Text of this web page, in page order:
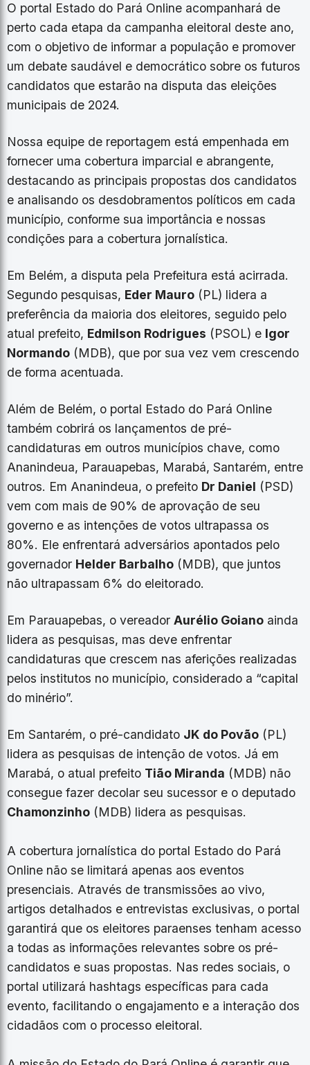
O portal Estado do Pará Online acompanhará de
perto cada etapa da campanha eleitoral deste ano,
com o objetivo de informar a população e promover
um debate saudável e democrático sobre os futuros
candidatos que estarão na disputa das eleições
municipais de 2024.
Nossa equipe de reportagem está empenhada em
fornecer uma cobertura imparcial e abrangente,
destacando as principais propostas dos candidatos
e analisando os desdobramentos políticos em cada
município, conforme sua importância e nossas
condições para a cobertura jornalística.
Em Belém, a disputa pela Prefeitura está acirrada.
Segundo pesquisas, Eder Mauro (PL) lidera a
preferência da maioria dos eleitores, seguido pelo
atual prefeito, Edmilson Rodrigues (PSOL) e Igor
Normando (MDB), que por sua vez vem crescendo
de forma acentuada.
Além de Belém, o portal Estado do Pará Online
também cobrirá os lançamentos de pré-
candidaturas em outros municípios chave, como
Ananindeua, Parauapebas, Marabá, Santarém, entre
outros. Em Ananindeua, o prefeito Dr Daniel (PSD)
vem com mais de 90% de aprovação de seu
governo e as intenções de votos ultrapassa os
80%. Ele enfrentará adversários apontados pelo
governador Helder Barbalho (MDB), que juntos
não ultrapassam 6% do eleitorado.
Em Parauapebas, o vereador Aurélio Goiano ainda
lidera as pesquisas, mas deve enfrentar
candidaturas que crescem nas aferições realizadas
pelos institutos no município, considerado a “capital
do minério”.
Em Santarém, o pré-candidato JK do Povão (PL)
lidera as pesquisas de intenção de votos. Já em
Marabá, o atual prefeito Tião Miranda (MDB) não
consegue fazer decolar seu sucessor e o deputado
Chamonzinho (MDB) lidera as pesquisas.
A cobertura jornalística do portal Estado do Pará
Online não se limitará apenas aos eventos
presenciais. Através de transmissões ao vivo,
artigos detalhados e entrevistas exclusivas, o portal
garantirá que os eleitores paraenses tenham acesso
a todas as informações relevantes sobre os pré-
candidatos e suas propostas. Nas redes sociais, o
portal utilizará hashtags específicas para cada
evento, facilitando o engajamento e a interação dos
cidadãos com o processo eleitoral.